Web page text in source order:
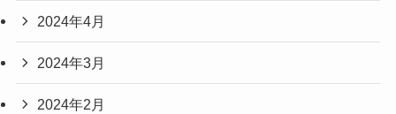
2024年4月
2024年3月
2024年2月